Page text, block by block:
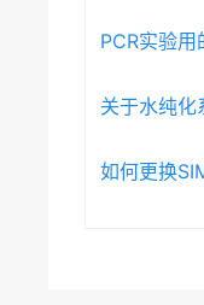
PCR实验用
关于水纯化
如何更换